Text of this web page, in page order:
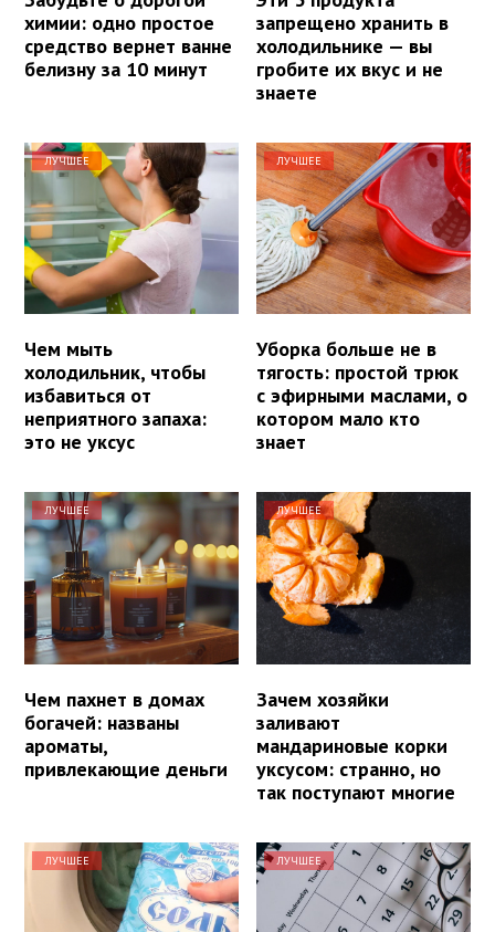
химии: одно простое
средство вернет ванне
белизну за 10 минут
запрещено хранить в
холодильнике — вы
гробите их вкус и не
знаете
ЛУЧШЕЕ
Чем мыть
холодильник, чтобы
избавиться от
неприятного запаха:
это не уксус
ЛУЧШЕЕ
Уборка больше не в
тягость: простой трюк
с эфирными маслами, о
котором мало кто
знает
ЛУЧШЕЕ
Чем пахнет в домах
богачей: названы
ароматы,
привлекающие деньги
ЛУЧШЕЕ
Зачем хозяйки
заливают
мандариновые корки
уксусом: странно, но
так поступают многие
ЛУЧШЕЕ ЛУЧШЕЕ